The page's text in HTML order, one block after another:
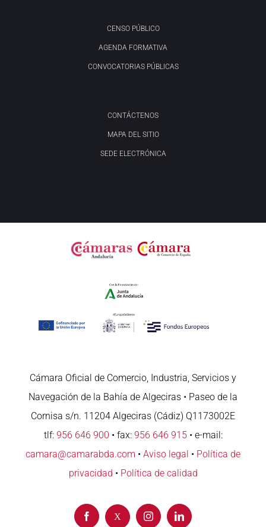
CENSO PÚBLICO
AGENDA FORMATIVA
CONVOCATORIAS PÚBLICAS
CONTÁCTENOS
MAPA DEL SITIO
SEDE ELECTRÓNICA
Cámara Oficial de Comercio, Industria, Servicios y
Navegación de la Bahía de Algeciras • Paseo de la
Cornisa s/n. 11204 Algeciras (Cádiz) Q1173002E
tlf: 956 646 900 • fax: 956 646 915• e-mail:
camara@camarabda.com • Aviso legal • Política de
privacidad • Política de calidad
Facebook
X InstagramLinkedIn